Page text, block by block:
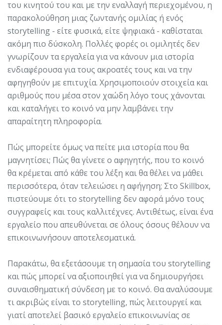
του κινητού του και με την εναλλαγή περιεχομένου, η
παρακολούθηση μιας ζωντανής ομιλίας ή ενός
storytelling - είτε φυσικά, είτε ψηφιακά - καθίσταται
ακόμη πιο δύσκολη. Πολλές φορές οι ομιλητές δεν
γνωρίζουν τα εργαλεία για να κάνουν μια ιστορία
ενδιαφέρουσα για τους ακροατές τους και να την
αφηγηθούν με επιτυχία. Χρησιμοποιούν στοιχεία και
αριθμούς που μέσα στον χαώδη λόγο τους χάνονται
και καταλήγει το κοινό να μην λαμβάνει την
απαραίτητη πληροφορία.
Πώς μπορείτε όμως να πείτε μια ιστορία που θα
μαγνητίσει; Πώς θα γίνετε ο αφηγητής, που το κοινό
θα κρέμεται από κάθε του λέξη και θα θέλει να μάθει
περισσότερα, όταν τελειώσει η αφήγηση; Στο Skillbox,
πιστεύουμε ότι το storytelling δεν αφορά μόνο τους
συγγραφείς και τους καλλιτέχνες. Αντιθέτως, είναι ένα
εργαλείο που απευθύνεται σε όλους όσους θέλουν να
επικοινωνήσουν αποτελεσματικά.
Παρακάτω, θα εξετάσουμε τη σημασία του storytelling
και πώς μπορεί να αξιοποιηθεί για να δημιουργήσει
συναισθηματική σύνδεση με το κοινό. Θα αναλύσουμε
τι ακριβώς είναι το storytelling, πώς λειτουργεί και
γιατί αποτελεί βασικό εργαλείο επικοινωνίας σε